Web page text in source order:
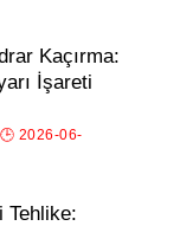
Kaçırma:
İşareti
Tehlike: